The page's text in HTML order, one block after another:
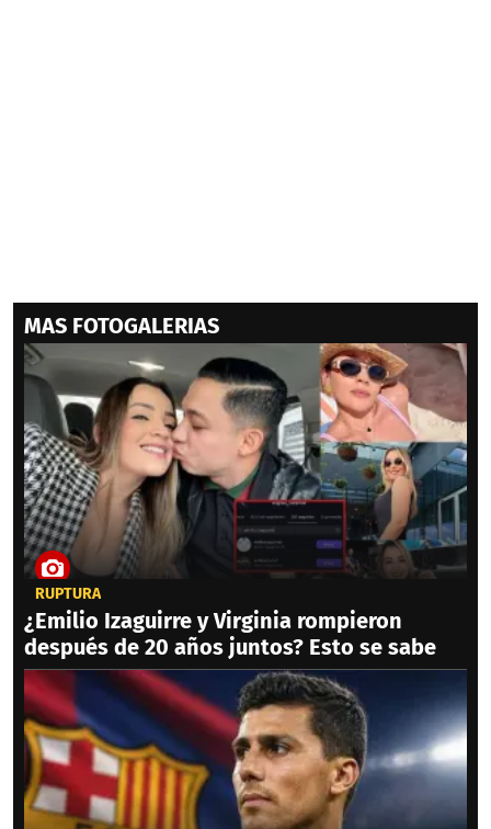
MAS FOTOGALERIAS
RUPTURA
¿Emilio Izaguirre y Virginia rompieron
después de 20 años juntos? Esto se sabe